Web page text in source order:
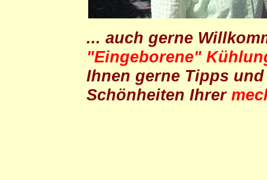
... auch gerne
"Eingeborene"
Ihnen gerne Tipps
Schönheiten Ihrer